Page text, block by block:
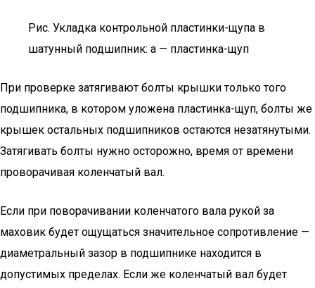
Рис. Укладка контрольной пластинки-щупа в
шатунный подшипник: а — пластинка-щуп
При проверке затягивают болты крышки только того
подшипника, в котором уложена пластинка-щуп, болты же
крышек остальных подшипников остаются незатянутыми.
Затягивать болты нужно осторожно, время от времени
проворачивая коленчатый вал.
Если при поворачивании коленчатого вала рукой за
маховик будет ощущаться значительное сопротивление —
диаметральный зазор в подшипнике находится в
допустимых пределах. Если же коленчатый вал будет